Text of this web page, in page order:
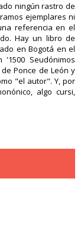
ningún rastro de
ejemplares ni
referencia en el
Hay un libro de
en Bogotá en el
Seudónimos
Ponce de León y
"el autor". Y, por
algo cursi,